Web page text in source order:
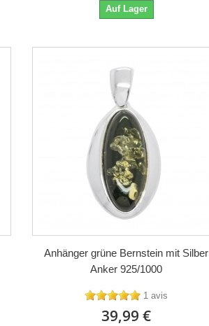
Auf Lager
Anhänger grüne Bernstein mit Silber
Anker 925/1000
1 avis
39,99 €